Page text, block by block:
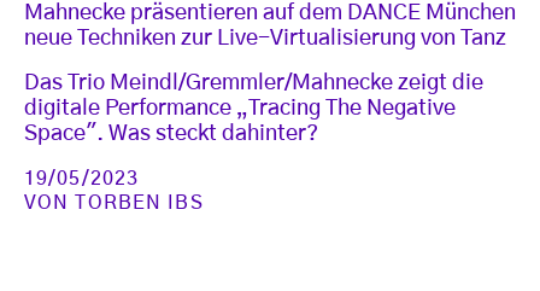
Mahnecke präsentieren auf dem DANCE München
neue Techniken zur Live-Virtualisierung von Tanz
Das Trio Meindl/Gremmler/Mahnecke zeigt die
digitale Performance „Tracing The Negative
Space". Was steckt dahinter?
19/05/2023
VON
TORBEN IBS